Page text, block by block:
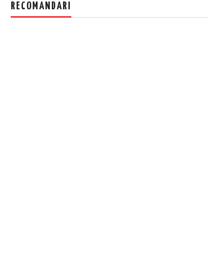
RECOMANDARI